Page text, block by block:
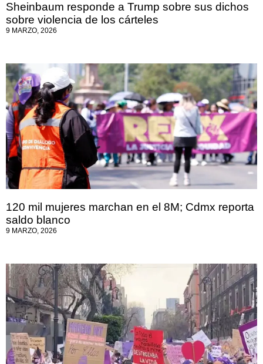
Sheinbaum responde a Trump sobre sus dichos
sobre violencia de los cárteles
9 MARZO, 2026
120 mil mujeres marchan en el 8M; Cdmx reporta
saldo blanco
9 MARZO, 2026